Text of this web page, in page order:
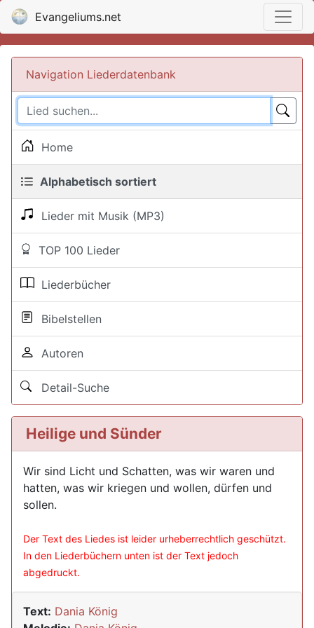
Evangeliums.net
Navigation Liederdatenbank
Home
Alphabetisch sortiert
Lieder mit Musik (MP3)
TOP 100 Lieder
Liederbücher
Bibelstellen
Autoren
Detail-Suche
Heilige und Sünder
Wir sind Licht und Schatten, was wir waren und
hatten, was wir kriegen und wollen, dürfen und
sollen.
Der Text des Liedes ist leider urheberrechtlich geschützt.
In den Liederbüchern unten ist der Text jedoch
abgedruckt.
Text: Dania König